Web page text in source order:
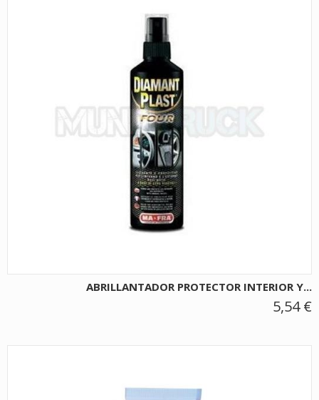
ABRILLANTADOR PROTECTOR INTERIOR Y...
5,54 €